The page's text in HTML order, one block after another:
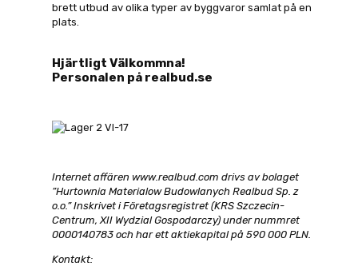
brett utbud av olika typer av byggvaror samlat på en
plats.
Hjärtligt Välkommna!
Personalen på realbud.se
Internet affären www.realbud.com drivs av bolaget
”Hurtownia Materialow Budowlanych Realbud Sp. z
o.o.” Inskrivet i Företagsregistret (KRS Szczecin-
Centrum, XII Wydzial Gospodarczy) under nummret
0000140783 och har ett aktiekapital på 590 000 PLN.
Kontakt: